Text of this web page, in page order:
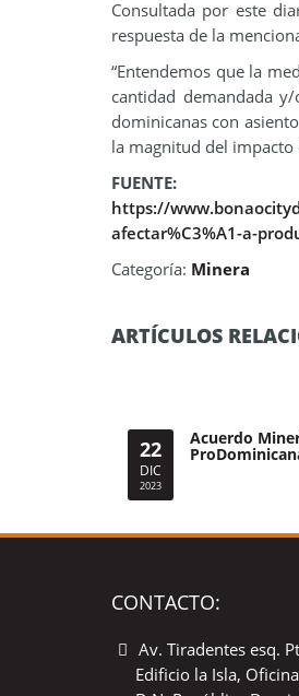
Consultada por este
respuesta de la
“Entendemos que la
cantidad demandada
dominicanas con
la magnitud del impacto
FUENTE:
https://
afectar%C3%A1-a-
Categoría: Minera
ARTÍCULOS
22
DIC
2023
Acuerdo
CONTACTO:
Av. Tiradentes esq.
Edificio la Isla,